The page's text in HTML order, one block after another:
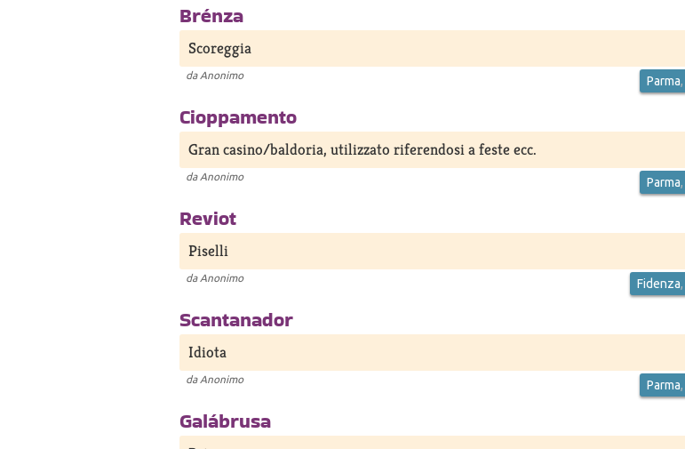
Brénza
Scoreggia
da Anonimo Parma,
Cioppamento
Gran casino/baldoria, utilizzato riferendosi a feste ecc.
da Anonimo Parma,
Reviot
Piselli
da Anonimo Fidenza,
Scantanador
Idiota
da Anonimo Parma,
Galábrusa